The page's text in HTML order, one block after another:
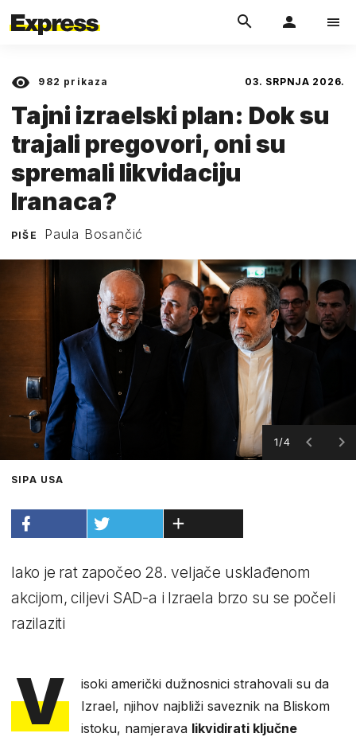
982 prikaza 03. SRPNJA 2026.
Tajni izraelski plan: Dok su
trajali pregovori, oni su
spremali likvidaciju
Iranaca?
PIŠE Paula Bosančić
1/4
SIPA USA
Iako je rat započeo 28. veljače usklađenom
akcijom, ciljevi SAD-a i Izraela brzo su se počeli
razilaziti
V
isoki američki dužnosnici strahovali su da
Izrael, njihov najbliži saveznik na Bliskom
istoku, namjerava likvidirati ključne